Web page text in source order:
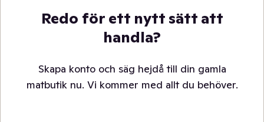
Redo för ett nytt sätt att
handla?
Skapa konto och säg hejdå till din gamla
matbutik nu. Vi kommer med allt du behöver.